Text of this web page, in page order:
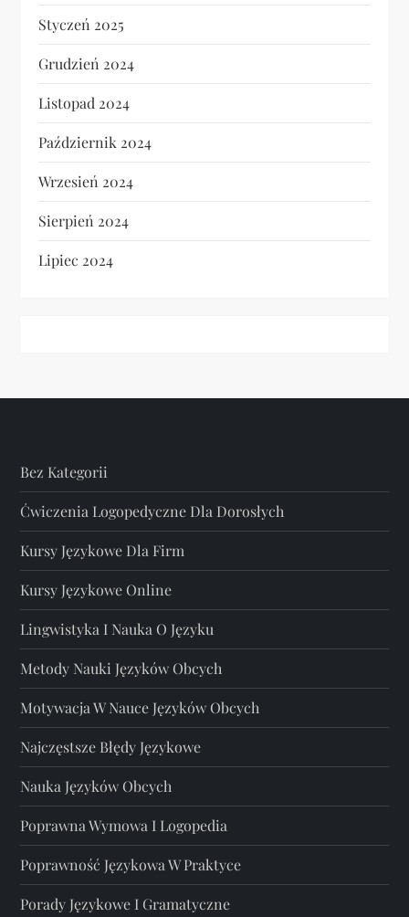
Styczeń 2025
Grudzień 2024
Listopad 2024
Październik 2024
Wrzesień 2024
Sierpień 2024
Lipiec 2024
Bez Kategorii
Ćwiczenia Logopedyczne Dla Dorosłych
Kursy Językowe Dla Firm
Kursy Językowe Online
Lingwistyka I Nauka O Języku
Metody Nauki Języków Obcych
Motywacja W Nauce Języków Obcych
Najczęstsze Błędy Językowe
Nauka Języków Obcych
Poprawna Wymowa I Logopedia
Poprawność Językowa W Praktyce
Porady Językowe I Gramatyczne